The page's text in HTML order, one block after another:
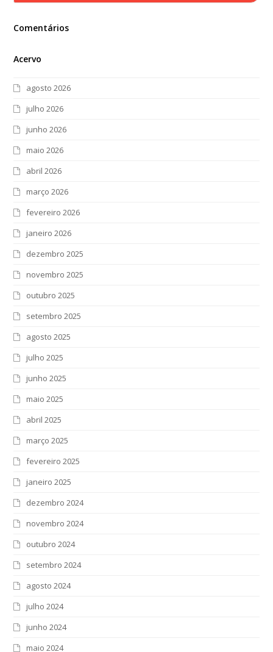
Comentários
Acervo
agosto 2026
julho 2026
junho 2026
maio 2026
abril 2026
março 2026
fevereiro 2026
janeiro 2026
dezembro 2025
novembro 2025
outubro 2025
setembro 2025
agosto 2025
julho 2025
junho 2025
maio 2025
abril 2025
março 2025
fevereiro 2025
janeiro 2025
dezembro 2024
novembro 2024
outubro 2024
setembro 2024
agosto 2024
julho 2024
junho 2024
maio 2024